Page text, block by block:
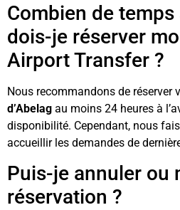
Combien de temps
dois-je réserver
Airport Transfer ?
Nous recommandons de réserver
d’Abelag au moins 24 heures à
disponibilité. Cependant, nous
accueillir les demandes de
Puis-je annuler ou
réservation ?